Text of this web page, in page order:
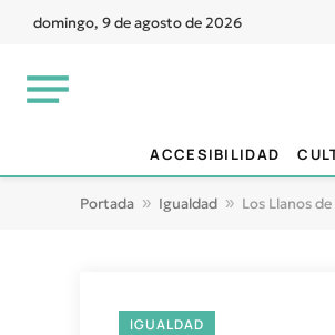
domingo, 9 de agosto de 2026
ACCESIBILIDAD
Portada » Igualdad » Los Llanos
IGUALDAD